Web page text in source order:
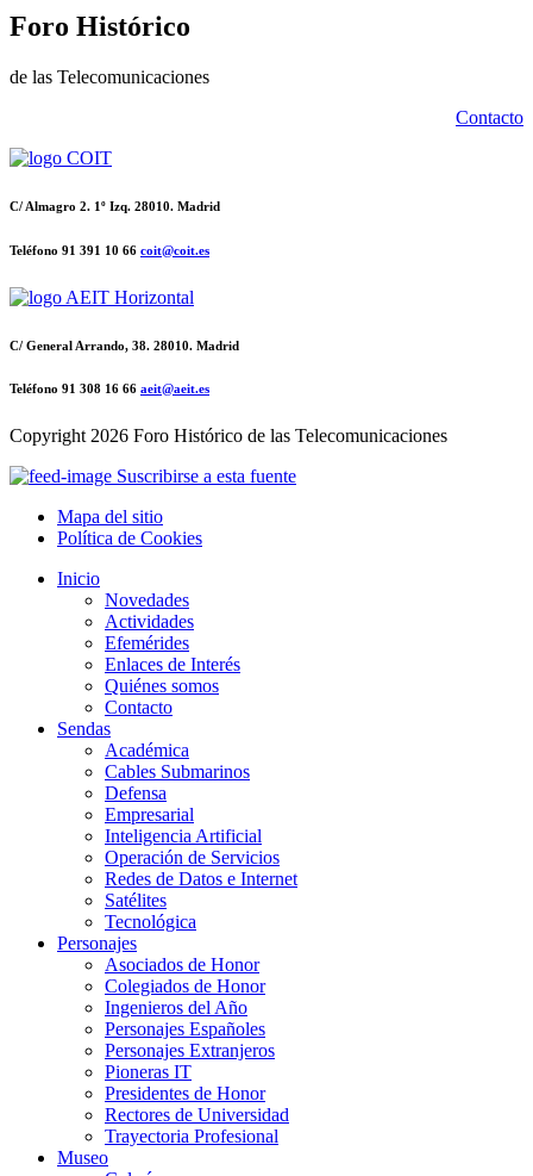
Foro Histórico
de las Telecomunicaciones
Contacto
C/ Almagro 2. 1º Izq. 28010. Madrid
Teléfono 91 391 10 66 coit@coit.es
C/ General Arrando, 38. 28010. Madrid
Teléfono 91 308 16 66 aeit@aeit.es
Copyright2026 Foro Histórico de las Telecomunicaciones
Suscribirse a esta fuente
Mapa del sitio
Política de Cookies
Inicio
Novedades
Actividades
Efemérides
Enlaces de Interés
Quiénes somos
Contacto
Sendas
Académica
Cables Submarinos
Defensa
Empresarial
Inteligencia Artificial
Operación de Servicios
Redes de Datos e Internet
Satélites
Tecnológica
Personajes
Asociados de Honor
Colegiados de Honor
Ingenieros del Año
Personajes Españoles
Personajes Extranjeros
Pioneras IT
Presidentes de Honor
Rectores de Universidad
Trayectoria Profesional
Museo